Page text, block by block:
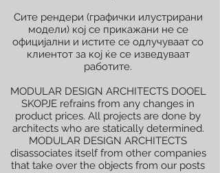
Сите рендери (графички илустрирани
модели) кој се прикажани не се
официјални и истите се одлучуваат со
клиентот за кој ќе се изведуваат
работите.
MODULAR DESIGN ARCHITECTS DOOEL
SKOPJE refrains from any changes in
product prices. All projects are done by
architects who are statically determined.
MODULAR DESIGN ARCHITECTS
disassociates itself from other companies
that take over the objects from our posts